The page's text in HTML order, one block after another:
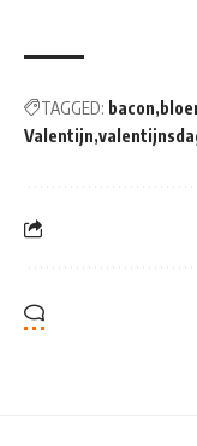
TAGGED: bacon
Valentijn